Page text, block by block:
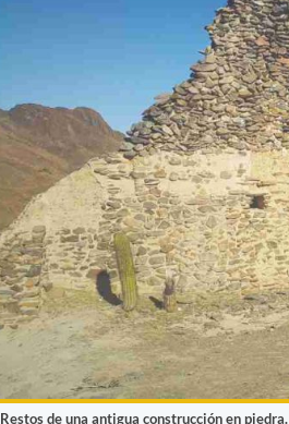
Restos de una antigua construcción en piedra.